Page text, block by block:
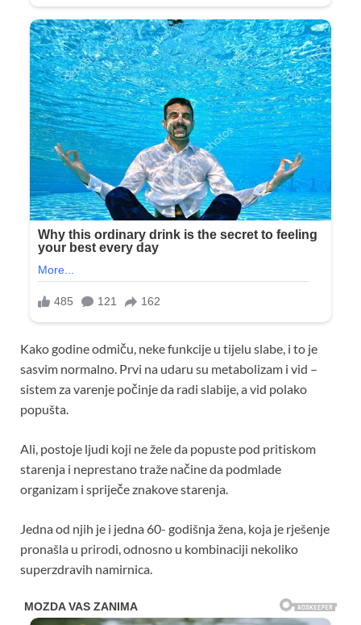
Kako godine odmiču, neke funkcije u tijelu slabe, i to je
sasvim normalno. Prvi na udaru su metabolizam i vid –
sistem za varenje počinje da radi slabije, a vid polako
popušta.
Ali, postoje ljudi koji ne žele da popuste pod pritiskom
starenja i neprestano traže načine da podmlade
organizam i spriječe znakove starenja.
Jedna od njih je i jedna 60- godišnja žena, koja je rješenje
pronašla u prirodi, odnosno u kombinaciji nekoliko
superzdravih namirnica.